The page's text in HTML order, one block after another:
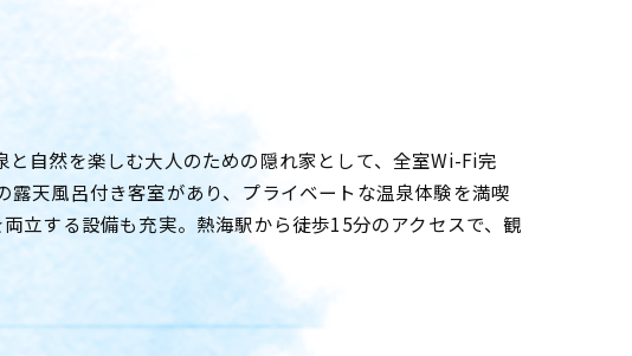
自然を楽しむ大人のための隠れ家として、全室Wi-Fi完
天風呂付き客室があり、プライベートな温泉体験を満喫
立する設備も充実。熱海駅から徒歩15分のアクセスで、観